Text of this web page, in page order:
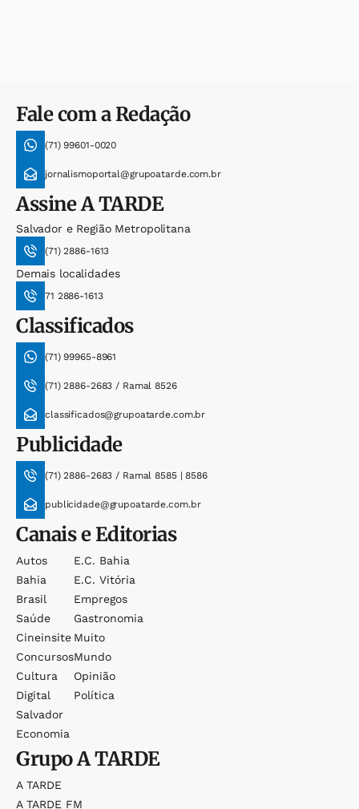
Fale com a Redação
(71) 99601-0020
jornalismoportal@grupoatarde.com.br
AssineA TARDE
Salvador e Região Metropolitana
(71) 2886-1613
Demais localidades
71 2886-1613
Classificados
(71) 99965-8961
(71) 2886-2683 / Ramal 8526
classificados@grupoatarde.com.br
Publicidade
(71) 2886-2683 / Ramal 8585 | 8586
publicidade@grupoatarde.com.br
Canais e Editorias
Autos
Bahia
Brasil
Saúde
Cineinsite
Concursos
Cultura
Digital
Salvador
Economia
E.c. Bahia
E.c. Vitória
Empregos
Gastronomia
Muito
Mundo
Opinião
Política
GrupoA TARDE
A TARDE
A TARDE FM